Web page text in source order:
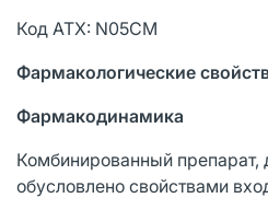
Код АТХ: N05CM
Фармакологические
Фармакодинамика
Комбинированный препарат,
обусловлено свойствами